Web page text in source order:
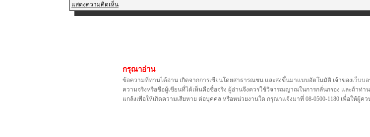
แสดงความคิดเห็น
กรุณาอ่าน
ข้อความที่ท่านได้อ่าน เกิดจากการเขียนโดยสาธารณชน และส่งขึ้นมาแบบอัตโนมัติ เจ้าของเว็บบ
ความจริงหรือชื่อผู้เขียนที่ได้เห็นคือชื่อจริง ผู้อ่านจึงควรใช้วิจารณญาณในการกลั่นกรอง และถ้าท่
แกล้งเพื่อให้เกิดความเสียหาย ต่อบุคคล หรือหน่วยงานใด กรุณาแจ้งมาที่ 08-0500-1180 เพื่อให้ผู้